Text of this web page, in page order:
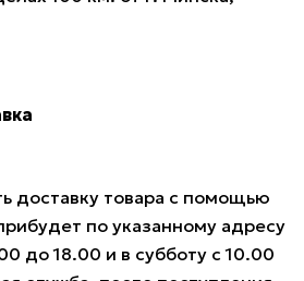
доставку товара с помощью
по указанному адресу
до 18.00 и в субботу с 10.00